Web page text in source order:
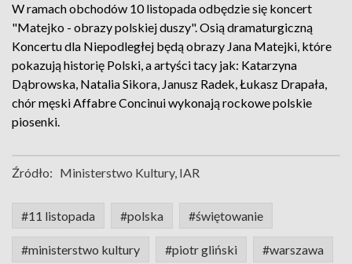
W ramach obchodów 10 listopada odbędzie się koncert
"Matejko - obrazy polskiej duszy". Osią dramaturgiczną
Koncertu dla Niepodległej będą obrazy Jana Matejki, które
pokazują historię Polski, a artyści tacy jak: Katarzyna
Dąbrowska, Natalia Sikora, Janusz Radek, Łukasz Drapała,
chór męski Affabre Concinui wykonają rockowe polskie
piosenki.
Źródło: Ministerstwo Kultury, IAR
#11 listopada #polska #świętowanie
#ministerstwo kultury #piotr gliński #warszawa